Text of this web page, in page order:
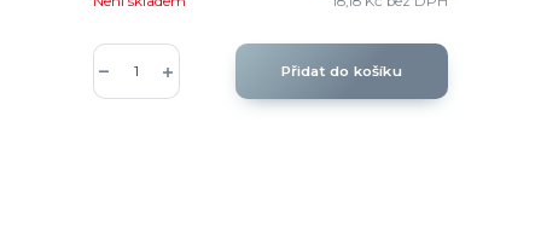
Přidat do košíku